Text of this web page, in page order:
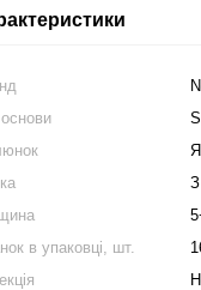
в упаковці, шт.